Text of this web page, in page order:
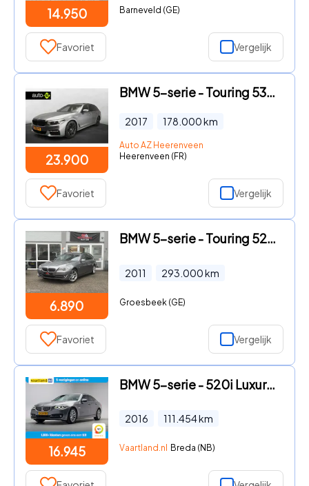
14.950 Barneveld (GE)
Favoriet Vergelijk
23.900
BMW 5-serie - Touring 530i xDrive M-Sportpakket / Panoramadak / Trekhaak /
2017 178.000km
Auto AZ Heerenveen
Heerenveen (FR)
Favoriet Vergelijk
6.890
BMW 5-serie - Touring 520d High Executive
2011 293.000km
Groesbeek (GE)
Favoriet Vergelijk
16.945
BMW 5-serie - 520i Luxury Edition Aut. [ Harman/Kardon Memory Camera Leder
2016 111.454km
Vaartland.nl Breda (NB)